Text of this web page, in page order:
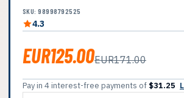
SKU: 98998792525
4.3
EUR125.00EUR171.00
Pay in 4 interest-free payments of $31.25